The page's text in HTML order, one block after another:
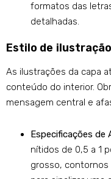
formatos das
detalhadas.
Estilo de
As ilustrações da capa
conteúdo do interior.
mensagem central e
Especificações de
nítidos de 0,5 a 1
grosso,